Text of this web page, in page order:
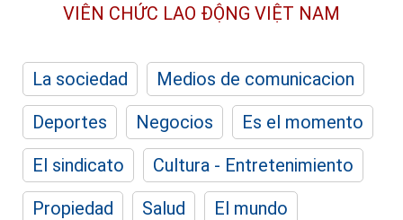
VIÊN CHỨC LAO ĐỘNG VIỆT NAM
La sociedad
Medios de comunicacion
Deportes
Negocios
Es el momento
El sindicato
Cultura - Entretenimiento
Propiedad
Salud
El mundo